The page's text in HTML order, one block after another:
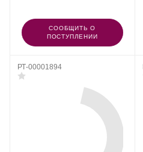
СООБЩИТЬ О
ПОСТУПЛЕНИИ
РТ-00001894